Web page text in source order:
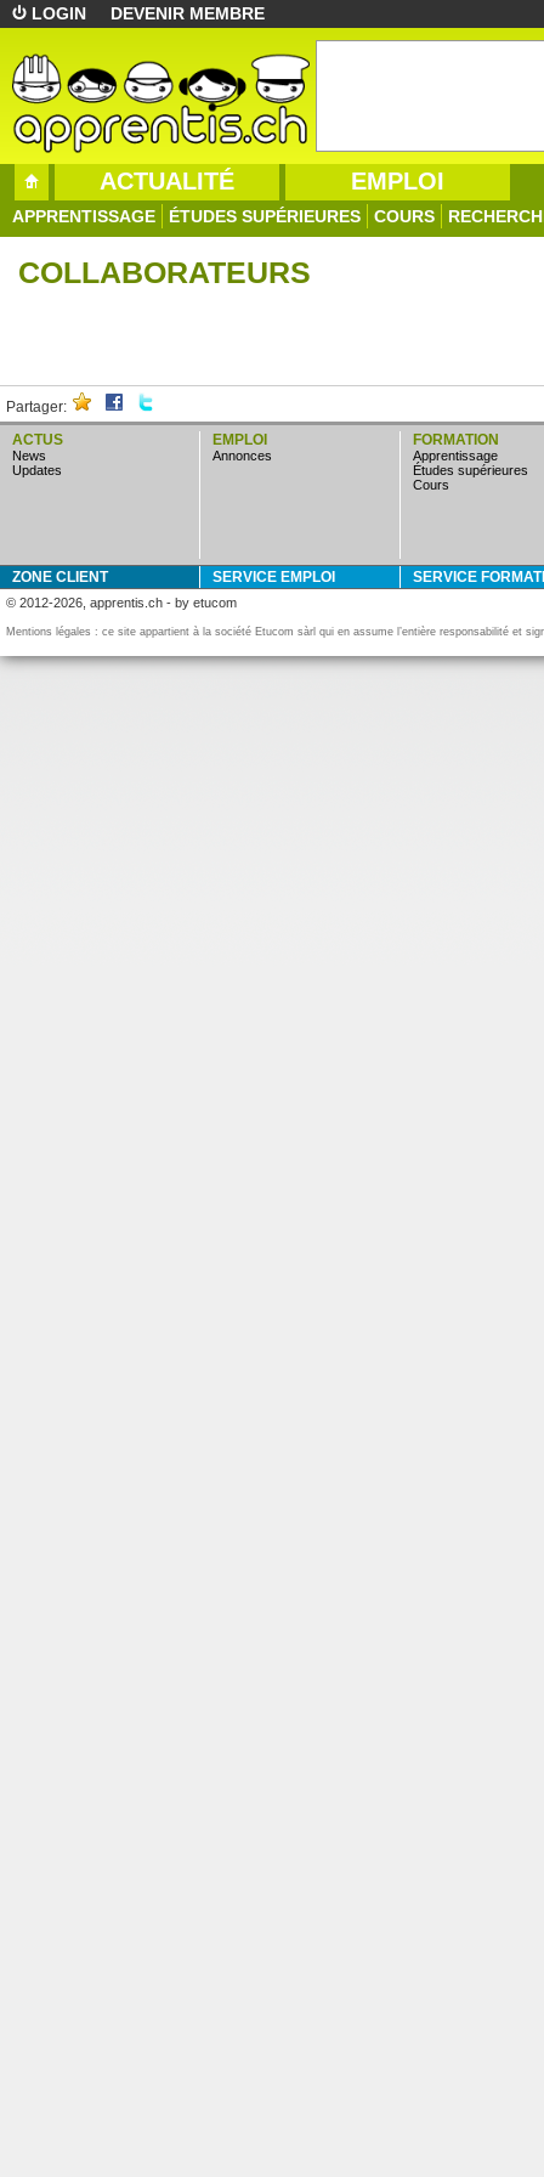
LOGIN DEVENIR MEMBRE
ACTUALITÉ EMPLOI
APPRENTISSAGE ÉTUDES SUPÉRIEURES COURS
COLLABORATEURS
Partager:
ACTUS
news
updates
EMPLOI
annonces
FORMATION
apprentissage
études supérieures
cours
ZONE CLIENT SERVICE EMPLOI SERVICE
© 2012-2026, apprentis.ch - by etucom
Mentions légales : ce site appartient à la société Etucom sàrl qui en assume l’entière responsabilité et